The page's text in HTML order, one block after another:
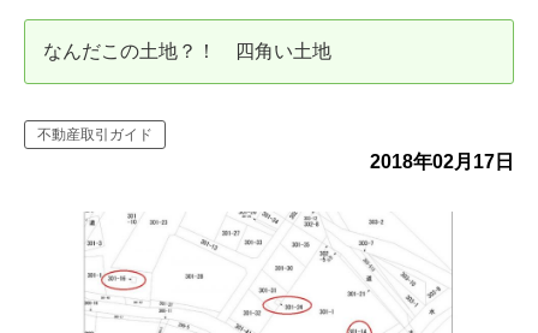
なんだこの土地？！ 四角い土地
不動産取引ガイド
2018年02月17日